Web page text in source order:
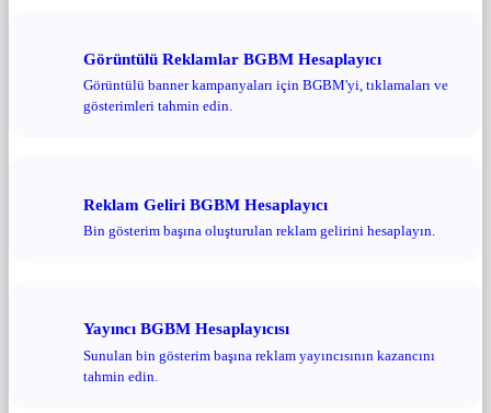
Görüntülü Reklamlar BGBM Hesaplayıcı
Görüntülü banner kampanyaları için BGBM'yi, tıklamaları ve
gösterimleri tahmin edin.
Reklam Geliri BGBM Hesaplayıcı
Bin gösterim başına oluşturulan reklam gelirini hesaplayın.
Yayıncı BGBM Hesaplayıcısı
Sunulan bin gösterim başına reklam yayıncısının kazancını
tahmin edin.